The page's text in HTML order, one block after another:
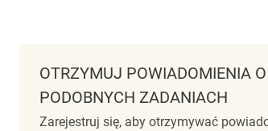
OTRZYMUJ POWIADOMIENIA O
PODOBNYCH ZADANIACH
Zarejestruj się, aby otrzymywać